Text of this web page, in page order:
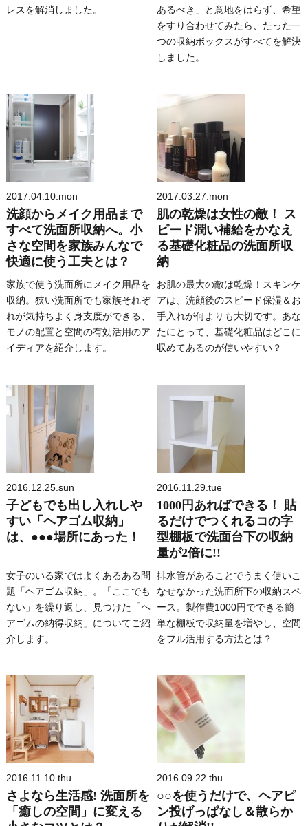
レスを解消しました。
あるべき」と意地をはらず、希望
をすり合わせてみたら、たった一
つの収納ボックスがすべてを解決
しました。
2017.04.10.mon
洗顔からメイク用品まで
すべて洗面所収納へ。小
さな空間を家族みんなで
快適に使う工夫とは？
家族で使う洗面所にメイク用品を
収納。狭い洗面所でも家族それぞ
れが気持ちよく身支度ができる、
モノの配置と空間の有効活用のア
イディアを紹介します。
2017.03.27.mon
肌の乾燥は女性の敵！ ス
ピード潤い補給をかなえ
る基礎化粧品の洗面所収
納
お肌の最大の敵は乾燥！スキンケ
アは、洗顔後のスピード保湿＆お
手入れが何よりも大切です。あな
たにとって、基礎化粧品はどこに
収めてあるのが使いやすい？
2016.12.25.sun
子どもでも出し入れしや
すい「ヘアゴム収納」
は、●●●場所にあった！
女子のいる家ではよくあるある問
題「ヘアゴム収納」。「ここでも
ない」を繰り返し、見つけた「ヘ
アゴムの納得収納」についてご紹
介します。
2016.11.29.tue
1000円あればできる！ 貼
るだけでつくれるコの字
型棚板で洗面台下の収納
量が2倍に!!
排水管があることでうまく使いこ
なせなかった洗面所下の収納スペ
ース。製作費1000円でできる簡
単な棚板で収納量を増やし、空間
をフル活用する方法とは？
2016.11.10.thu
さよなら生活感! 洗面所を
「癒しの空間」に変える
2016.09.22.thu
○○を使うだけで、ヘアピ
ン投げっぱなし＆散らか